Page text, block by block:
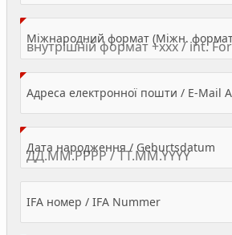
Адреса електронної пошти / E-Mail
Дата народження / Geburtsdatum
IFA номер / IFA Nummer